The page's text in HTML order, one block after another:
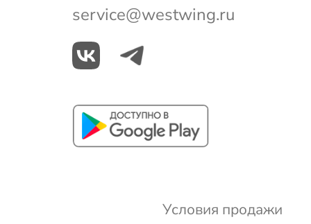
service@westwing.ru
Условия продажи